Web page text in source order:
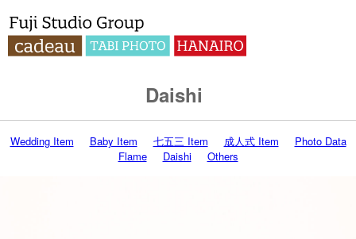
Daishi
Wedding Item Baby Item 七五三 Item 成人式 Item
Photo Data
Flame
Daishi Others